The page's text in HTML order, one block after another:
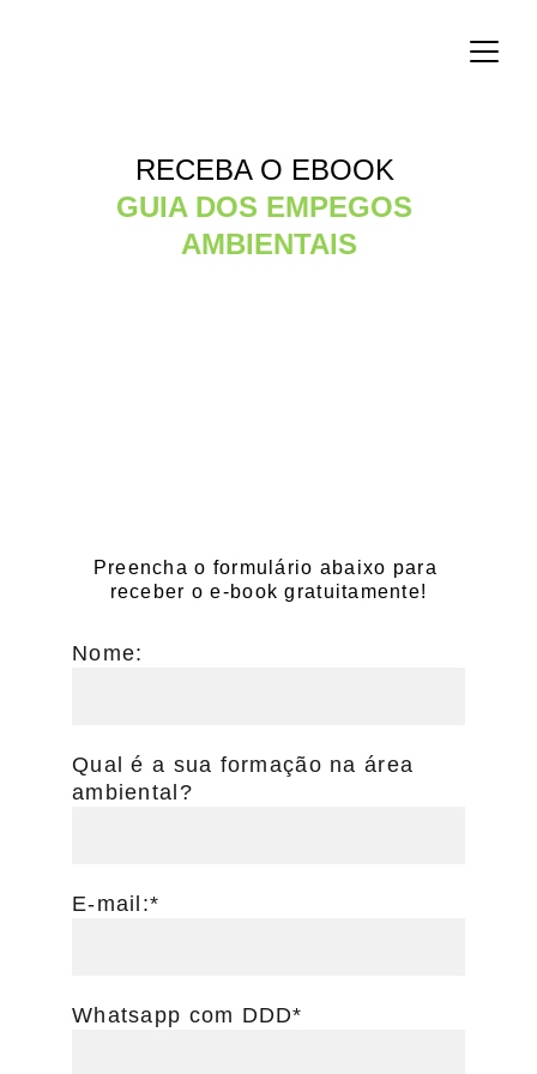
RECEBA O EBOOK
GUIA DOS EMPEGOS
AMBIENTAIS
Preencha o formulário abaixo para
receber o e-book gratuitamente!
Nome:
Qual é a sua formação na área
ambiental?
E-mail:*
Whatsapp com DDD*